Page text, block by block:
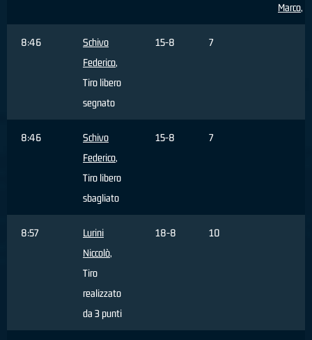
Marco,
8:46
Schivo
Federico,
Tiro libero
segnato
15-8 7
8:46
Schivo
Federico,
Tiro libero
sbagliato
15-8 7
8:57
Lurini
Niccolò,
Tiro
realizzato
da 3 punti
18-8 10